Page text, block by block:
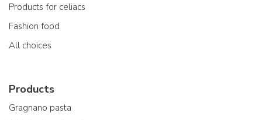
Products for celiacs
Fashion food
All choices
Products
Gragnano pasta